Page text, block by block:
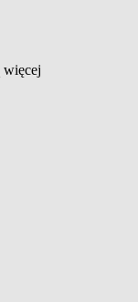
więcej